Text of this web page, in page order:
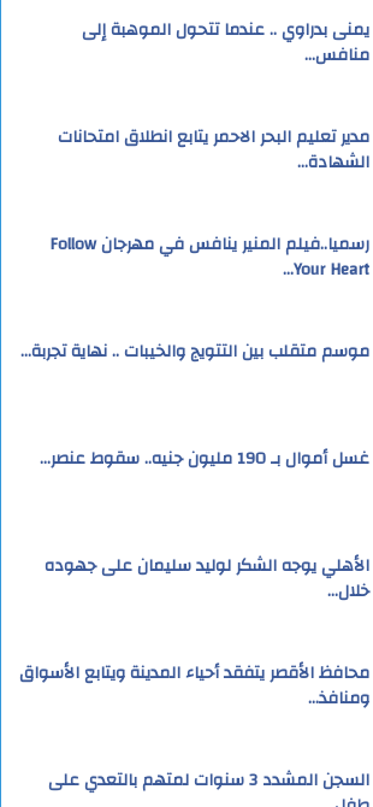
يمنى بدراوي .. عندما تتحول الموهبة إلى
منافس…
مدير تعليم البحر الاحمر يتابع انطلاق امتحانات
الشهادة…
رسميا..فيلم المنير ينافس في مهرجان Follow
Your Heart…
موسم متقلب بين التتويج والخيبات .. نهاية تجربة…
غسل أموال بـ 190 مليون جنيه.. سقوط عنصر…
الأهلي يوجه الشكر لوليد سليمان على جهوده
خلال…
محافظ الأقصر يتفقد أحياء المدينة ويتابع الأسواق
ومنافذ…
السجن المشدد 3 سنوات لمتهم بالتعدي على